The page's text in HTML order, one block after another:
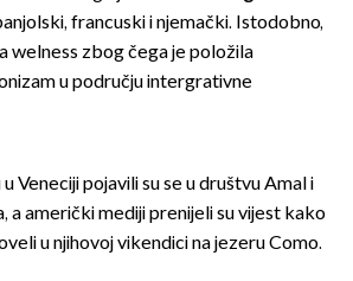
francuski i njemački. Istodobno,
welness zbog čega je položila
u području intergrativne
Veneciji pojavili su se u društvu Amal i
a američki mediji prenijeli su vijest kako
u njihovoj vikendici na jezeru Como.